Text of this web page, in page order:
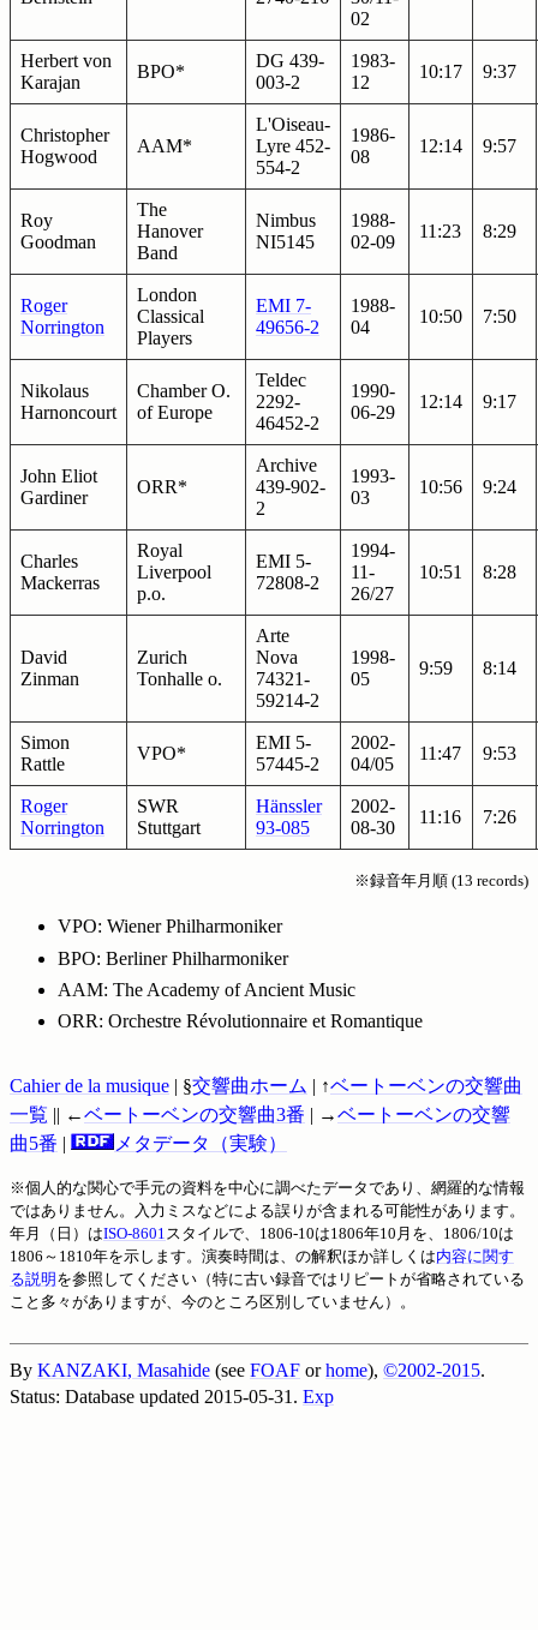
02
Herbert von
Karajan
BPO*
DG 439-
003-2
1983-
12
10:17 9:37
Christopher
Hogwood
AAM*
L'Oiseau-
Lyre 452-
554-2
1986-
08
12:14 9:57
Roy
Goodman
The
Hanover
Band
Nimbus
NI5145
1988-
02-09
11:23 8:29
Roger
Norrington
London
Classical
Players
EMI 7-
49656-2
1988-
04
10:50 7:50
Nikolaus
Harnoncourt
Chamber O.
of Europe
Teldec
2292-
46452-2
1990-
06-29
12:14 9:17
John Eliot
Gardiner
ORR*
Archive
439-902-
2
1993-
03
10:56 9:24
Charles
Mackerras
Royal
Liverpool
p.o.
EMI 5-
72808-2
1994-
11-
26/27
10:51 8:28
David
Zinman
Zurich
Tonhalle o.
Arte
Nova
74321-
59214-2
1998-
05
9:59 8:14
Simon
Rattle
VPO*
EMI 5-
57445-2
2002-
04/05
11:47 9:53
Roger
Norrington
SWR
Stuttgart
Hänssler
93-085
2002-
08-30
11:16 7:26
※録音年月順 (13 records)
VPO: Wiener Philharmoniker
BPO: Berliner Philharmoniker
AAM: The Academy of Ancient Music
ORR: Orchestre Révolutionnaire et Romantique
Cahier de la musique | §交響曲ホーム | ↑ベートーベンの交響曲
一覧 || ←ベートーベンの交響曲3番 | →ベートーベンの交響
曲5番 | メタデータ（実験）
※個人的な関心で手元の資料を中心に調べたデータであり、網羅的な情報
ではありません。入力ミスなどによる誤りが含まれる可能性があります。
年月（日）はISO-8601スタイルで、1806-10は1806年10月を、1806/10は
1806～1810年を示します。演奏時間は、の解釈ほか詳しくは内容に関す
る説明 を参照してください（特に古い録音ではリピートが省略されている
こと多々がありますが、今のところ区別していません）。
By KANZAKI, Masahide (see FOAF orhome), ©2002-2015.
Status: Database updated 2015-05-31. Exp